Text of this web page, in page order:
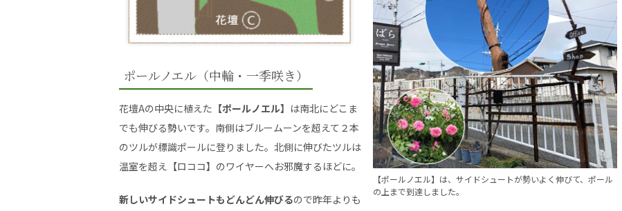
ポールノエル（中輪・一季咲き）
花壇Aの中央に植えた 【ポールノエル】 は南北にどこま
でも伸びる勢いです。南側はブルームーンを超えて２本
のツルが標識ポールに登りました。北側に伸びたツルは
温室を超え【ロココ】のワイヤーへお邪魔するほどに。
新しいサイドシュートもどんどん伸びるので昨年よりも
【ポールノエル】は、サイドシュートが勢いよく伸びて、ポール
の上まで到達しました。